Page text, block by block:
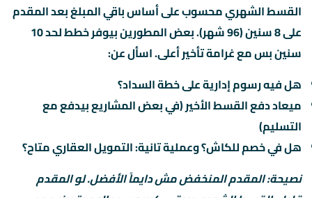
القسط الشهري محسوب على أساس باقي المبلغ بعد المقدم
على 8 سنين (96 شهر). بعض المطورين بيوفر خطط لحد 10
سنين بس مع غرامة تأخير أعلى. اسأل عن:
هل فيه رسوم إدارية على خطة السداد؟
ميعاد دفع القسط الأخير (في بعض المشاريع بيدفع مع
التسليم)
هل في خصم للكاش؟ وعملية تانية: التمويل العقاري متاح؟
نصيحة: المقدم المنخفض مش دايماً الأفضل. لو المقدم